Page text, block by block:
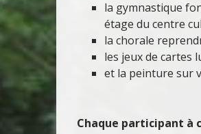
la gymnastique
étage du centre
la chorale
les jeux de cartes
et la peinture sur
Chaque participant à